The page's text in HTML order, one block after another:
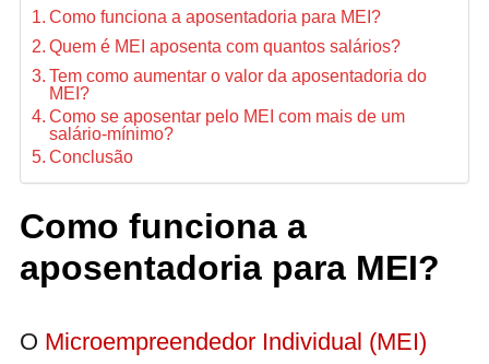
Como funciona a aposentadoria para MEI?
Quem é MEI aposenta com quantos salários?
Tem como aumentar o valor da aposentadoria do
MEI?
Como se aposentar pelo MEI com mais de um
salário-mínimo?
Conclusão
Como funciona a
aposentadoria para MEI?
O Microempreendedor Individual (MEI)